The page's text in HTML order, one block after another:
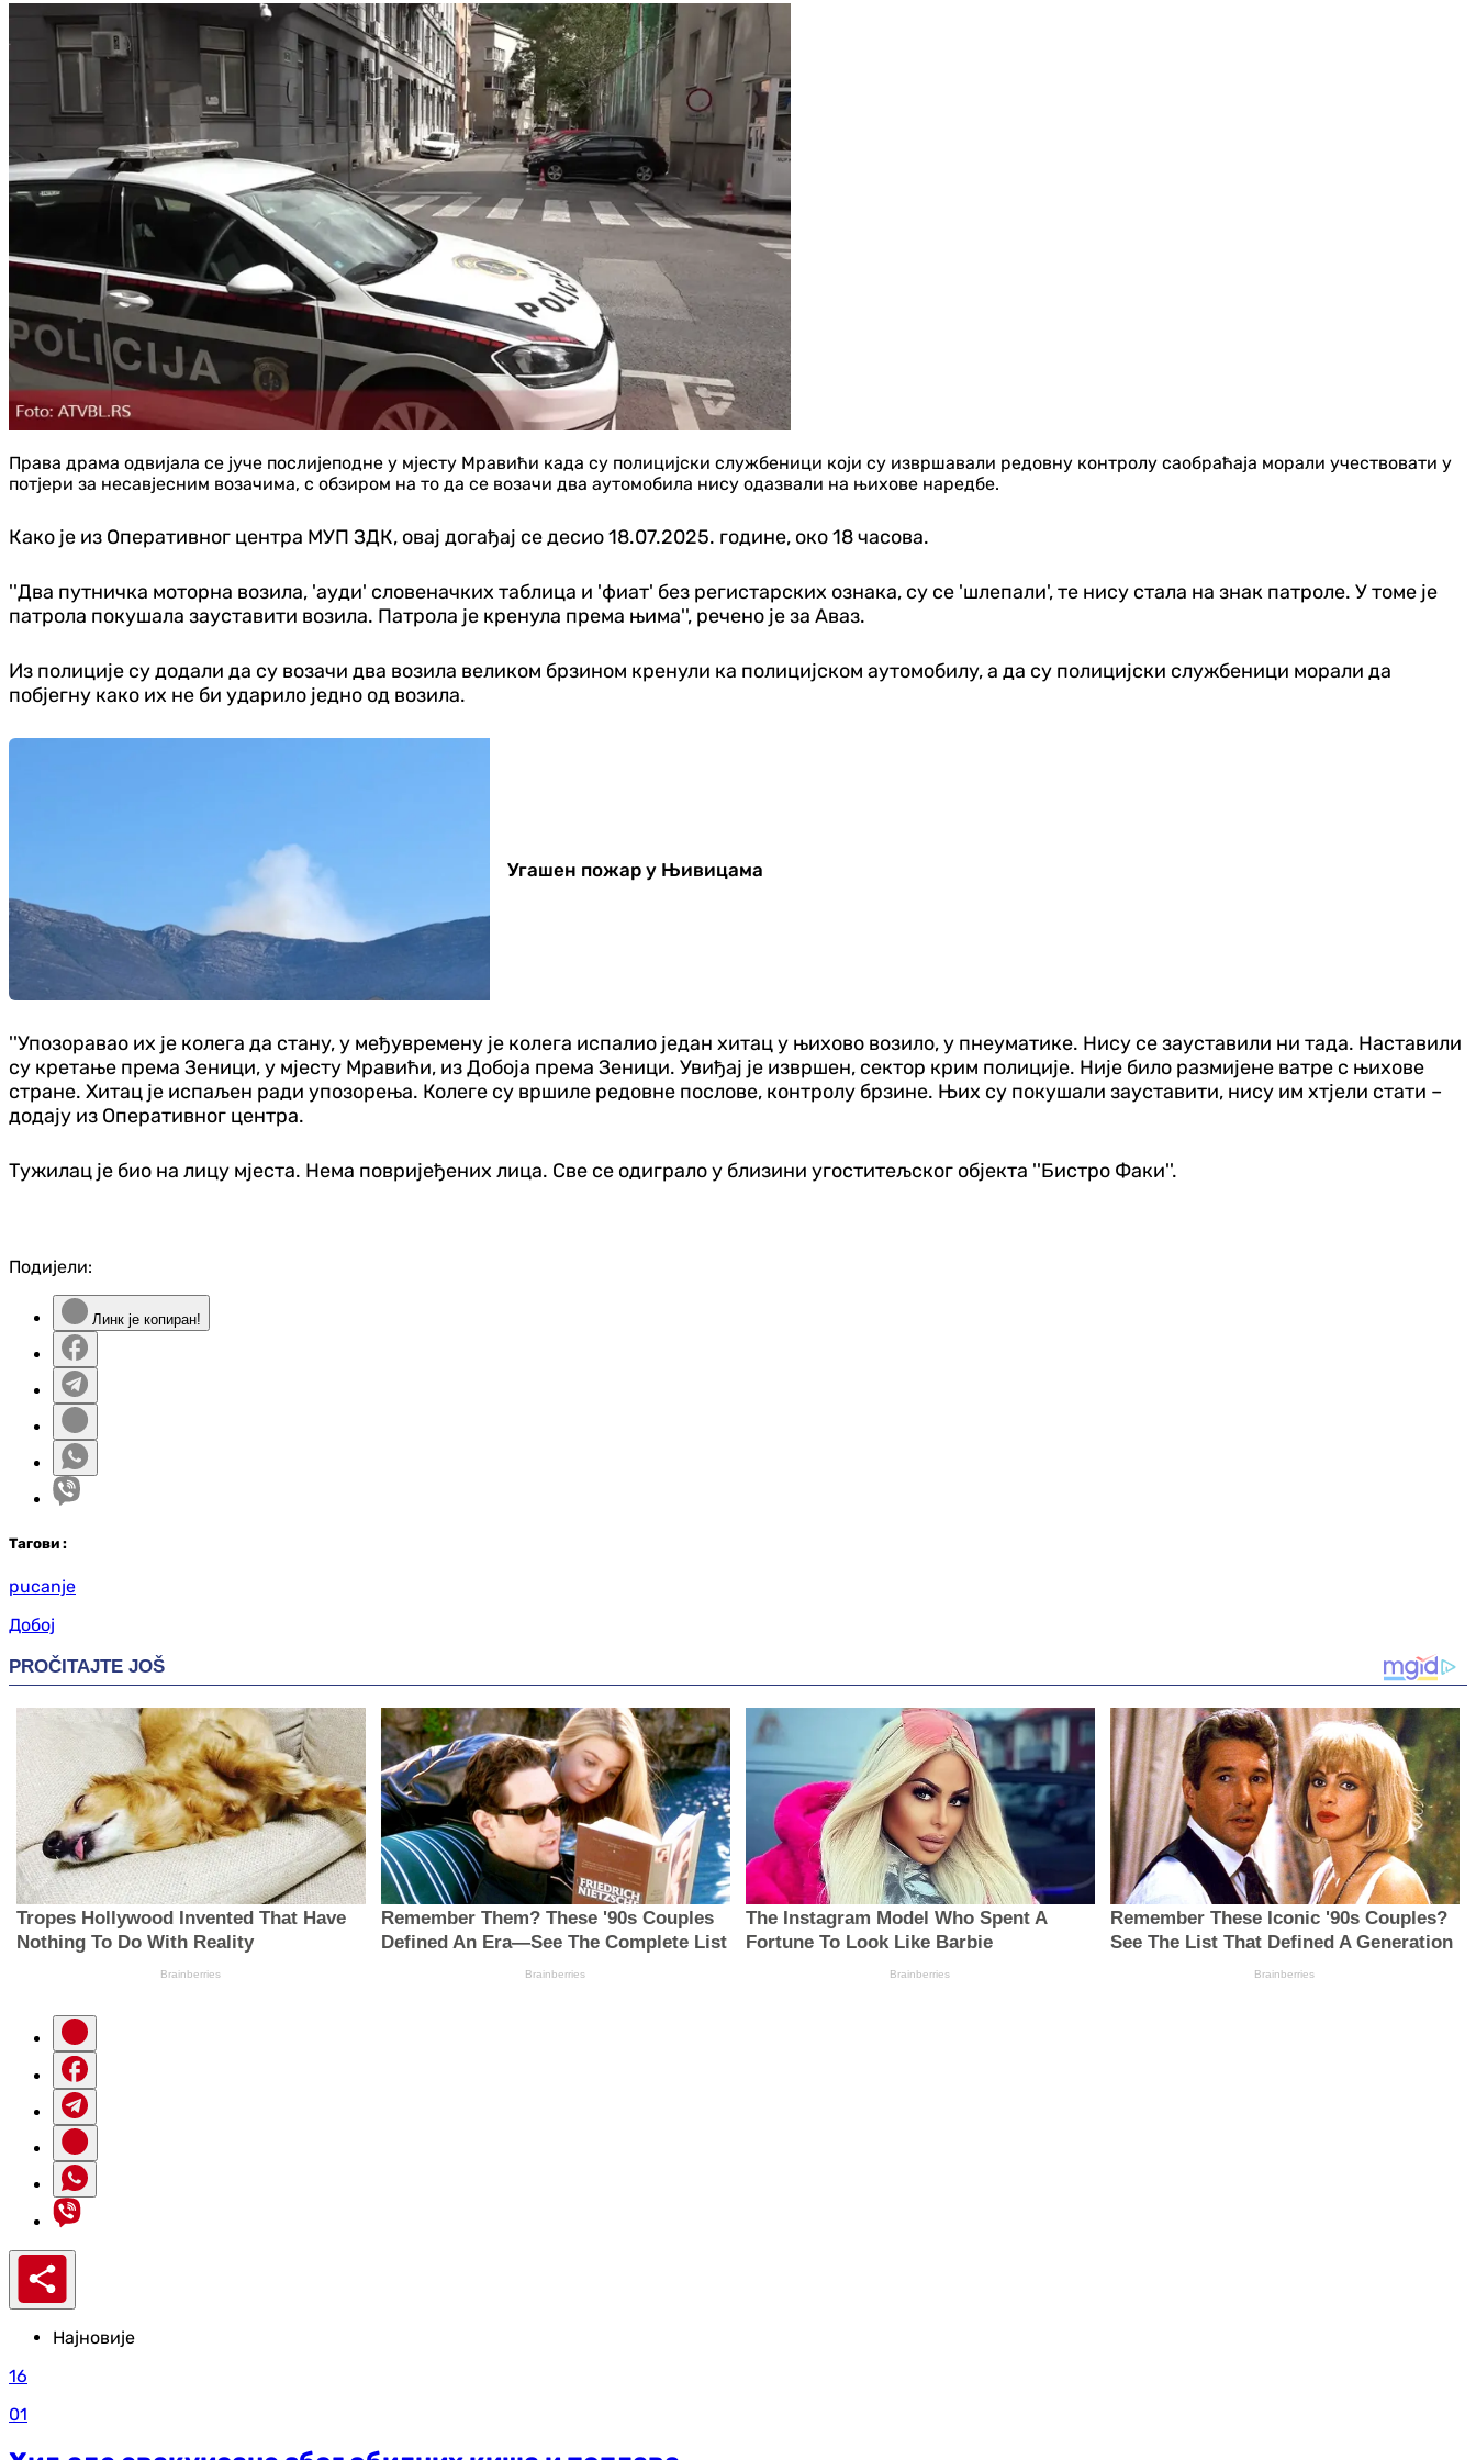
Права драма одвијала се јуче послијеподне у мјесту Мравићи када су полицијски службеници који су извршавали редовну контролу саобраћаја морали учествовати у
потјери за несавјесним возачима, с обзиром на то да се возачи два аутомобила нису одазвали на њихове наредбе.
Како је из Оперативног центра МУП ЗДК, овај догађај се десио 18.07.2025. године, око 18 часова.
''Два путничка моторна возила, 'ауди' словеначких таблица и 'фиат' без регистарских ознака, су се 'шлепали', те нису стала на знак патроле. У томе је
патрола покушала зауставити возила. Патрола је кренула према њима'', речено је за Аваз.
Из полиције су додали да су возачи два возила великом брзином кренули ка полицијском аутомобилу, а да су полицијски службеници морали да
побјегну како их не би ударило једно од возила.
Угашен пожар у Њивицама
''Упозоравао их је колега да стану, у међувремену је колега испалио један хитац у њихово возило, у пнеуматике. Нису се зауставили ни тада. Наставили
су кретање према Зеници, у мјесту Мравићи, из Добоја према Зеници. Увиђај је извршен, сектор крим полиције. Није било размијене ватре с њихове
стране. Хитац је испаљен ради упозорења. Колеге су вршиле редовне послове, контролу брзине. Њих су покушали зауставити, нису им хтјели стати –
додају из Оперативног центра.
Тужилац је био на лицу мјеста. Нема повријеђених лица. Све се одиграло у близини угоститељског објекта ''Бистро Факи''.
Подијели:
Линк је копиран!
Тагови :
pucanje
Добој
Најновије
16
01